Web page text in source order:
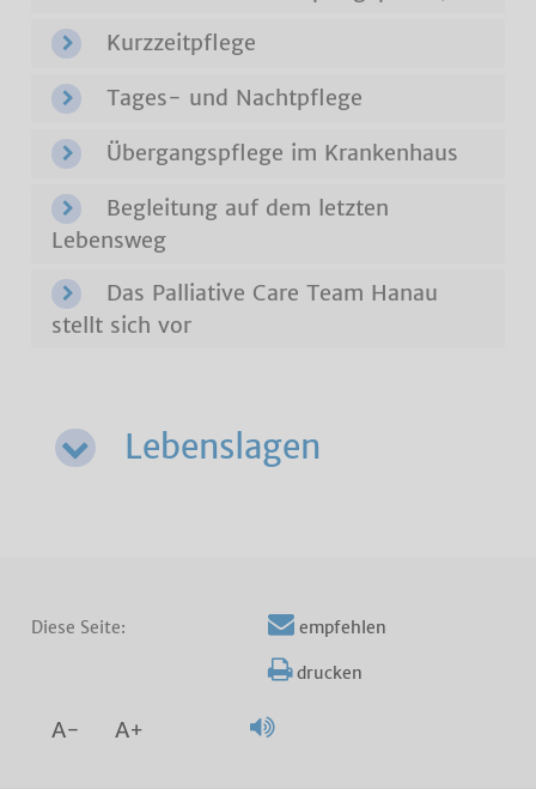
Kurzzeitpflege
Tages- und Nachtpflege
Übergangspflege im Krankenhaus
Begleitung auf dem letzten
Lebensweg
Das Palliative Care Team Hanau
stellt sich vor
Lebenslagen
Diese Seite: empfehlen
drucken
A- A+